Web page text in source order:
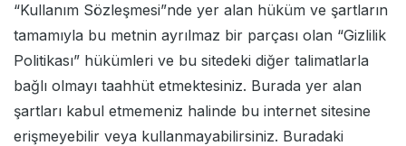
“Kullanım Sözleşmesi”nde yer alan hüküm ve şartların
tamamıyla bu metnin ayrılmaz bir parçası olan “Gizlilik
Politikası” hükümleri ve bu sitedeki diğer talimatlarla
bağlı olmayı taahhüt etmektesiniz. Burada yer alan
şartları kabul etmemeniz halinde bu internet sitesine
erişmeyebilir veya kullanmayabilirsiniz. Buradaki